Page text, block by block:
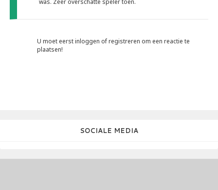
was. Zeer overschatte speler toen.
U moet eerst inloggen of registreren om een reactie te
plaatsen!
SOCIALE MEDIA